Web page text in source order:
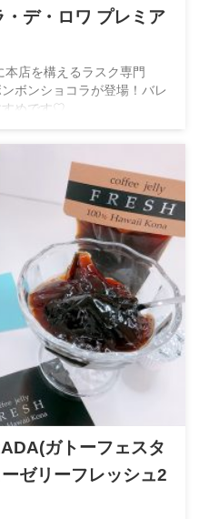
デ・ロワ プレミア
店を構えるラスク専門
ボンショコラが登場！バレ
すめです♡
ガトーフェスタ
ゼリーフレッシュ2